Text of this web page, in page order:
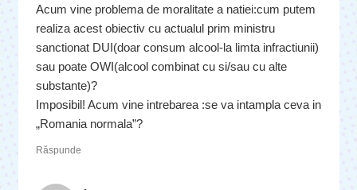
Acum vine problema de moralitate a natiei:cum putem
realiza acest obiectiv cu actualul prim ministru
sanctionat DUI(doar consum alcool-la limta infractiunii)
sau poate OWI(alcool combinat cu si/sau cu alte
substante)?
Imposibil! Acum vine intrebarea :se va intampla ceva in
„Romania normala”?
Răspunde